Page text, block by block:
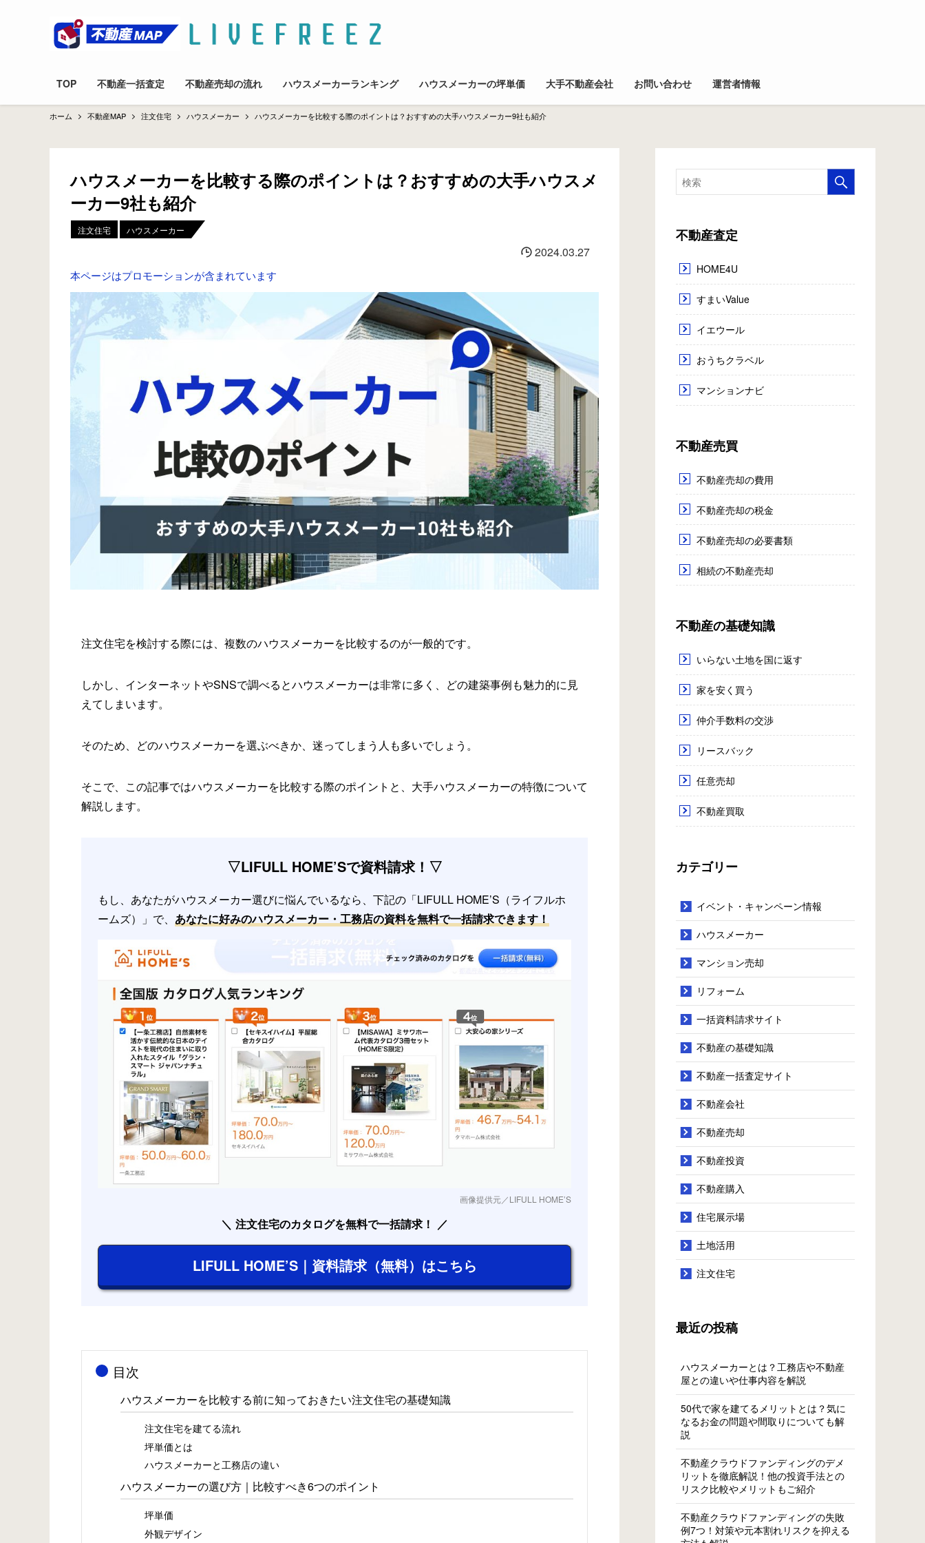
TOP 不動産一括査定 不動産売却の流れ ハウスメーカーランキング ハウスメーカーの坪単価 大手不動産会社 お問い合わせ 運営者情報
ホーム 不動産MAP 注文住宅 ハウスメーカー ハウスメーカーを比較する際のポイントは？おすすめの大手ハウスメーカー9社も紹介
ハウスメーカーを比較する際のポイントは？おすすめの大手ハウスメ
ーカー9社も紹介
注文住宅 ハウスメーカー
2024.03.27
本ページはプロモーションが含まれています
注文住宅を検討する際には、複数のハウスメーカーを比較するのが一般的です。
しかし、インターネットやSNSで調べるとハウスメーカーは非常に多く、どの建築事例も魅力的に見
えてしまいます。
そのため、どのハウスメーカーを選ぶべきか、迷ってしまう人も多いでしょう。
そこで、この記事ではハウスメーカーを比較する際のポイントと、大手ハウスメーカーの特徴について
解説します。
▽LIFULL HOME’Sで資料請求！▽
もし、あなたがハウスメーカー選びに悩んでいるなら、下記の「LIFULL HOME’S（ライフルホ
ームズ）」で、 あなたに好みのハウスメーカー・工務店の資料を無料で一括請求できます！
画像提供元／LIFULL HOME’S
注文住宅のカタログを無料で一括請求！
LIFULL HOME’S 資料請求（無料）はこちら
目次
ハウスメーカーを比較する前に知っておきたい注文住宅の基礎知識
注文住宅を建てる流れ
坪単価とは
ハウスメーカーと工務店の違い
ハウスメーカーの選び方｜比較すべき6つのポイント
坪単価
外観デザイン
不動産査定
HOME4U
すまいValue
イエウール
おうちクラベル
マンションナビ
不動産売買
不動産売却の費用
不動産売却の税金
不動産売却の必要書類
相続の不動産売却
不動産の基礎知識
いらない土地を国に返す
家を安く買う
仲介手数料の交渉
リースバック
任意売却
不動産買取
カテゴリー
イベント・キャンペーン情報
ハウスメーカー
マンション売却
リフォーム
一括資料請求サイト
不動産の基礎知識
不動産一括査定サイト
不動産会社
不動産売却
不動産投資
不動産購入
住宅展示場
土地活用
注文住宅
最近の投稿
ハウスメーカーとは？工務店や不動産
屋との違いや仕事内容を解説
50代で家を建てるメリットとは？気に
なるお金の問題や間取りについても解
説
不動産クラウドファンディングのデメ
リットを徹底解説！他の投資手法との
リスク比較やメリットもご紹介
不動産クラウドファンディングの失敗
例7つ！対策や元本割れリスクを抑える